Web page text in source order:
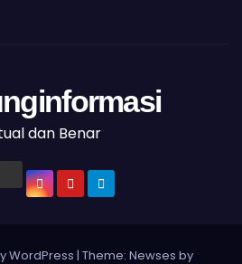
dan Benar
WordPress | Theme: Newses by